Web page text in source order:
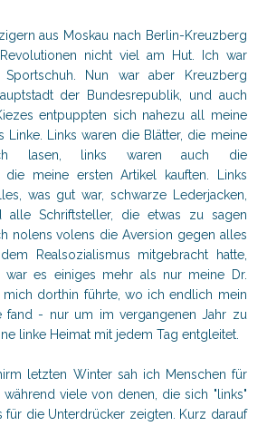
aus Moskau nach Berlin-Kreuzberg
nicht viel am Hut. Ich war
Nun war aber Kreuzberg
der Bundesrepublik, und auch
entpuppten sich nahezu all meine
Linke. Links waren die Blätter, die meine
lasen, links waren auch die
die meine ersten Artikel kauften. Links
was gut war, schwarze Lederjacken,
alle Schriftsteller, die etwas zu sagen
nolens volens die Aversion gegen alles
Realsozialismus mitgebracht hatte,
war es einiges mehr als nur meine Dr.
mich dorthin führte, wo ich endlich mein
fand - nur um im vergangenen Jahr zu
linke Heimat mit jedem Tag entgleitet.
letzten Winter sah ich Menschen für
viele von denen, die sich "links"
für die Unterdrücker zeigten. Kurz darauf